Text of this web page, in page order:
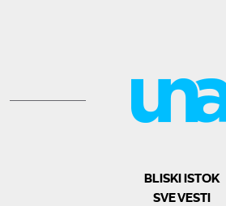
BLISKI ISTOK
SVE VESTI